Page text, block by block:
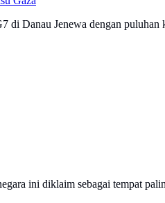
Danau Jenewa dengan
ini diklaim sebagai tempat